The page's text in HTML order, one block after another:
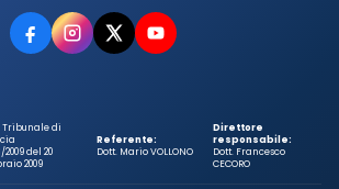
Tribunale di
2009 del 20
2009
Referente:
Dott. Mario VOLLONO
Direttore
responsabile:
Dott. Francesco
CECORO